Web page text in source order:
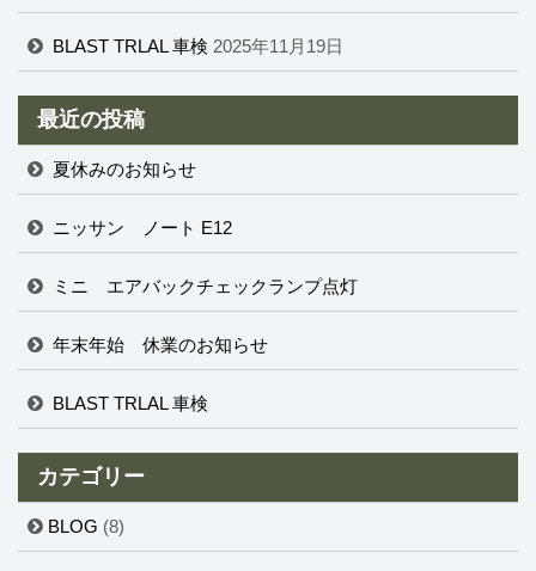
BLAST TRLAL 車検 2025年11月19日
最近の投稿
夏休みのお知らせ
ニッサン ノート E12
ミニ エアバックチェックランプ点灯
年末年始 休業のお知らせ
BLAST TRLAL 車検
カテゴリー
BLOG (8)